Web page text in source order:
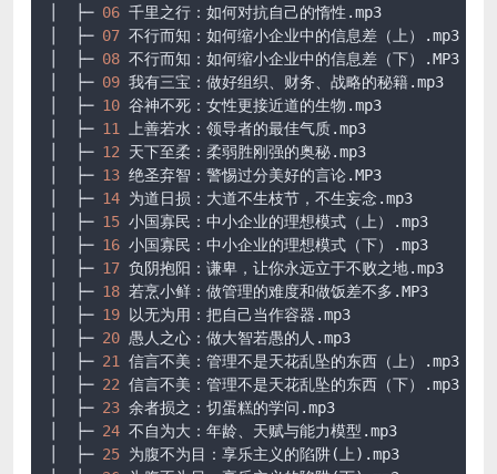
│  ├─ 06 千里之行：如何对抗自己的惰性 .mp3
│  ├─ 07 不行而知：如何缩小企业中的信息差（上）
.mp3
│  ├─ 08 不行而知：如何缩小企业中的信息差（下）
.MP3
│  ├─ 09 我有三宝：做好组织、财务、战略的秘籍.mp3
│  ├─ 10 谷神不死：女性更接近道的生物 .mp3
│  ├─ 11 上善若水：领导者的最佳气质.mp3
│  ├─ 12 天下至柔：柔弱胜刚强的奥秘.mp3
│  ├─ 13 绝圣弃智：警惕过分美好的言论.MP3
│  ├─ 14 为道日损：大道不生枝节，不生妄念 .mp3
│  ├─ 15 小国寡民：中小企业的理想模式（上）
.mp3
│  ├─ 16 小国寡民：中小企业的理想模式（下）
.mp3
│  ├─ 17 负阴抱阳：谦卑，让你永远立于不败之地.mp3
│  ├─ 18 若烹小鲜：做管理的难度和做饭差不多 .MP3
│  ├─ 19 以无为用：把自己当作容器 .mp3
│  ├─ 20 愚人之心：做大智若愚的人 .mp3
│  ├─ 21 信言不美：管理不是天花乱坠的东西（上）
.mp3
│  ├─ 22 信言不美：管理不是天花乱坠的东西（下）
.mp3
│  ├─ 23 余者损之：切蛋糕的学问 .mp3
│  ├─ 24 不自为大：年龄、天赋与能力模型 .mp3
│  ├─ 25 为腹不为目：享乐主义的陷阱(上) .mp3